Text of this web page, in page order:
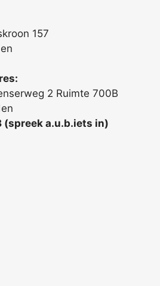
157
2 Ruimte 700B
(spreek a.u.b.iets in)